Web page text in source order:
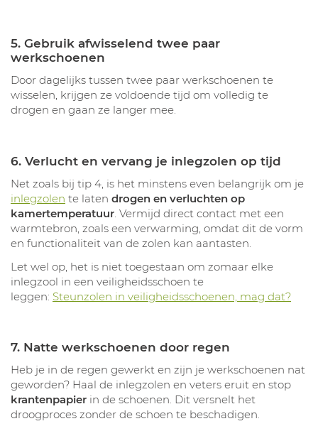
5. Gebruik afwisselend twee paar
werkschoenen
Door dagelijks tussen twee paar werkschoenen te
wisselen, krijgen ze voldoende tijd om volledig te
drogen en gaan ze langer mee.
6. Verlucht en vervang je inlegzolen op tijd
Net zoals bij tip 4, is het minstens even belangrijk om je
inlegzolen te laten drogen en verluchten op
kamertemperatuur . Vermijd direct contact met een
warmtebron, zoals een verwarming, omdat dit de vorm
en functionaliteit van de zolen kan aantasten.
Let wel op, het is niet toegestaan om zomaar elke
inlegzool in een veiligheidsschoen te
leggen: Steunzolen in veiligheidsschoenen, mag dat?
7. Natte werkschoenen door regen
Heb je in de regen gewerkt en zijn je werkschoenen nat
geworden? Haal de inlegzolen en veters eruit en stop
krantenpapier in de schoenen. Dit versnelt het
droogproces zonder de schoen te beschadigen.